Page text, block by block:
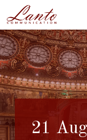
la
conținut
21